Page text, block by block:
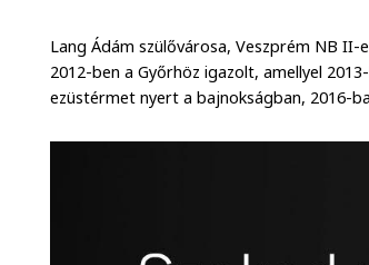
Lang Ádám szülővárosa, Veszprém NB
2012-ben a Győrhöz igazolt, amellyel
ezüstérmet nyert a bajnokságban, 2016-